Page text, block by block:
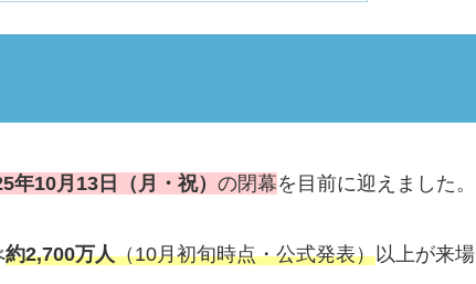
年10月13日（月・祝） の閉幕を目前に迎えました。
約2,700万人（10月初旬時点・公式発表）以上が来場